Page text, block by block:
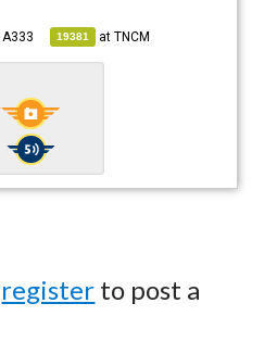
A333 19381 atTNCM
register to post a